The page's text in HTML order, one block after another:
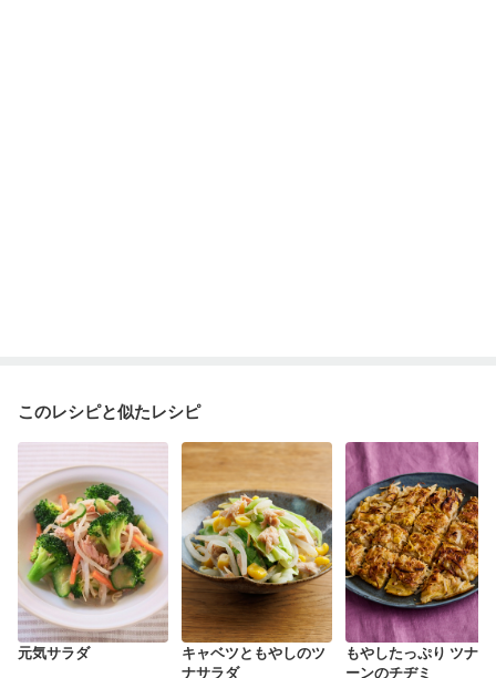
このレシピと似たレシピ
元気サラダ
キャベツともやしのツ
ナサラダ
もやしたっぷり ツナコ
ーンのチヂミ